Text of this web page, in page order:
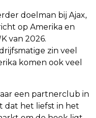
doelman bij Ajax,
op Amerika en
van 2026.
zin veel
komen ook veel
een partnerclub in
dat het liefst in het